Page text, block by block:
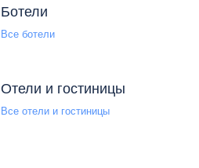
Ботели
Все ботели
Отели и гостиницы
Все отели и гостиницы